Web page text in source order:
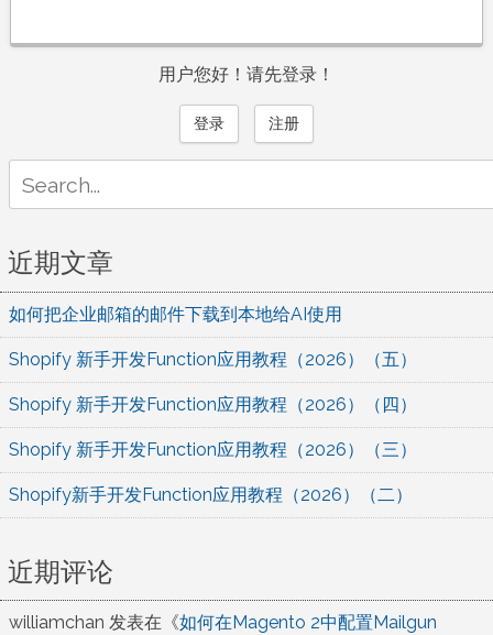
用户您好！请先登录！
登录 注册
for:
近期文章
如何把企业邮箱的邮件下载到本地给AI使用
Shopify 新手开发Function应用教程（2026）（五）
Shopify 新手开发Function应用教程（2026）（四）
Shopify 新手开发Function应用教程（2026）（三）
Shopify新手开发Function应用教程（2026）（二）
近期评论
williamchan 发表在《如何在Magento 2中配置Mailgun